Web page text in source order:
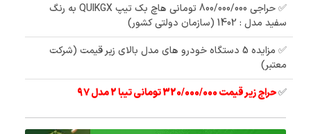
✅ حراجی 800/000/000 تومانی ھاچ بک تیپ QUIKGX به رنگ
سفید مدل : 1402 (سازمان دولتی کشور)
✅ مزایده 5 دستگاه خودرو های مدل بالای زیر قیمت (شرکت
معتبر)
✅حراج زیر قیمت 320/000/000 تومانی تیبا 2 مدل 97